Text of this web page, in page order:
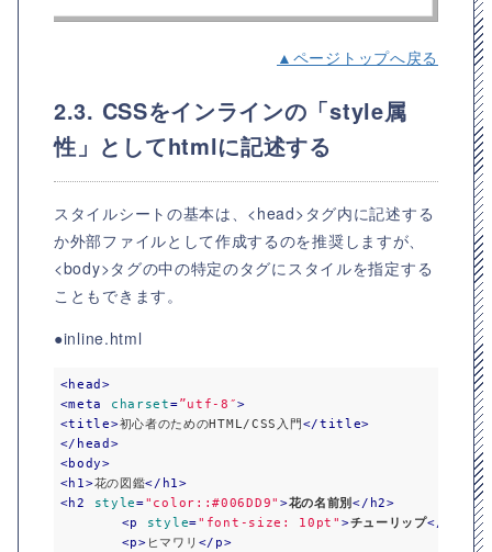
▲ページトップへ戻る
2.3. CSSをインラインの「style属
性」としてhtmlに記述する
スタイルシートの基本は、<head>タグ内に記述する
か外部ファイルとして作成するのを推奨しますが、
<body>タグの中の特定のタグにスタイルを指定する
こともできます。
●inline.html
<head>
<meta charset=”utf-8″>
<title>初心者のためのHTML/CSS入門</title>
</ head>
<body>
<h1 >花の図鑑</ h1>
<h2 style="color::#006DD9" >花の名前別</ h2>
<p style="font-size: 10pt" >チューリップ</
<p> ヒマワリ </ p>